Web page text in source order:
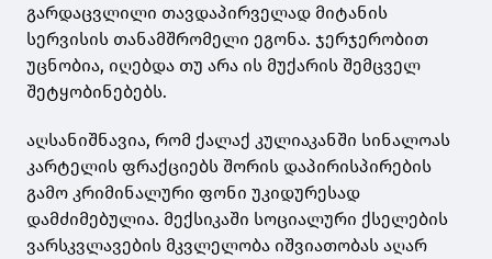
გარდაცვლილი თავდაპირველად მიტანის
სერვისის თანამშრომელი ეგონა. ჯერჯერობით
უცნობია, იღებდა თუ არა ის მუქარის შემცველ
შეტყობინებებს.
აღსანიშნავია, რომ ქალაქ კულიაკანში სინალოას
კარტელის ფრაქციებს შორის დაპირისპირების
გამო კრიმინალური ფონი უკიდურესად
დამძიმებულია. მექსიკაში სოციალური ქსელების
ვარსკვლავების მკვლელობა იშვიათობას აღარ